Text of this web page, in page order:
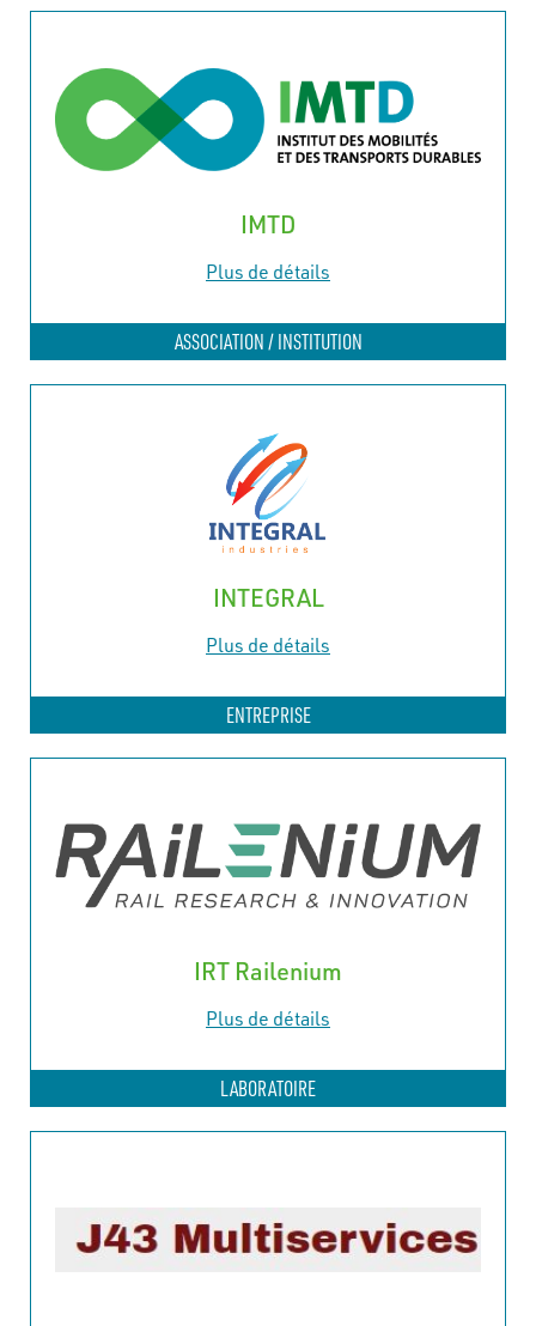
IMTD
Plus de détails
ASSOCIATION / INSTITUTION
INTEGRAL
Plus de détails
ENTREPRISE
IRT Railenium
Plus de détails
LABORATOIRE